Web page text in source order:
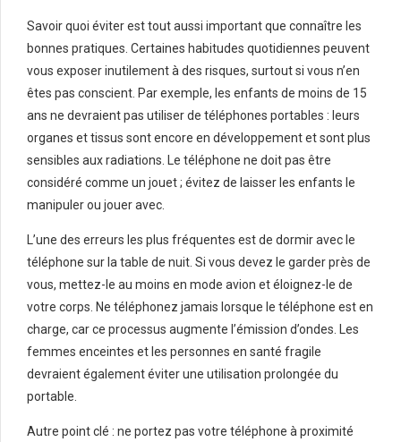
Savoir quoi éviter est tout aussi important que connaître les
bonnes pratiques. Certaines habitudes quotidiennes peuvent
vous exposer inutilement à des risques, surtout si vous n’en
êtes pas conscient. Par exemple, les enfants de moins de 15
ans ne devraient pas utiliser de téléphones portables : leurs
organes et tissus sont encore en développement et sont plus
sensibles aux radiations. Le téléphone ne doit pas être
considéré comme un jouet ; évitez de laisser les enfants le
manipuler ou jouer avec.
L’une des erreurs les plus fréquentes est de dormir avec le
téléphone sur la table de nuit. Si vous devez le garder près de
vous, mettez-le au moins en mode avion et éloignez-le de
votre corps. Ne téléphonez jamais lorsque le téléphone est en
charge, car ce processus augmente l’émission d’ondes. Les
femmes enceintes et les personnes en santé fragile
devraient également éviter une utilisation prolongée du
portable.
Autre point clé : ne portez pas votre téléphone à proximité